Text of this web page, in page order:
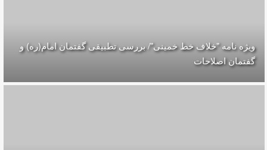
ویژه نامه "خلاف خط خمینی"/ بررسی تطبیقی گفتمان امام(ره) و
گفتمان اصلاحات